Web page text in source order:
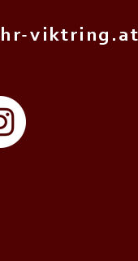
r - v i k t r i n g . a t